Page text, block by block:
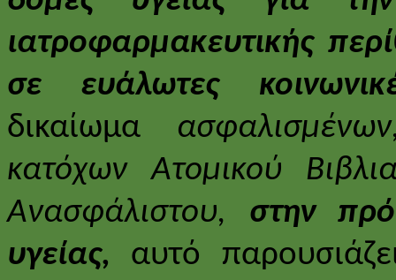
ιατροφαρμακευτικής
σε ευάλωτες
δικαίωμα
κατόχων Ατομικού
Ανασφάλιστου, στην
υγείας, αυτό